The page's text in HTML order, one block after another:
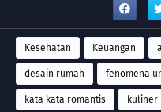
Kesehatan Keuangan
desain rumah fenomena
kata kata romantis kuliner